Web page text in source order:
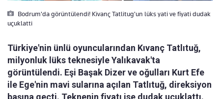
Bodrum'da görüntülendi! Kivanç Tatlitug'un lüks yati ve fiyati dudak
uçuklatti
Türkiye'nin ünlü oyuncularından Kıvanç Tatlıtuğ,
milyonluk lüks teknesiyle Yalıkavak'ta
görüntülendi. Eşi Başak Dizer ve oğulları Kurt Efe
ile Ege'nin mavi sularına açılan Tatlıtuğ, direksiyon
başına geçti. Teknenin fiyatı ise dudak uçuklattı.